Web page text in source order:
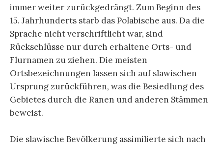
immer weiter zurückgedrängt. Zum Beginn des
15. Jahrhunderts starb das Polabische aus. Da die
Sprache nicht verschriftlicht war, sind
Rückschlüsse nur durch erhaltene Orts- und
Flurnamen zu ziehen. Die meisten
Ortsbezeichnungen lassen sich auf slawischen
Ursprung zurückführen, was die Besiedlung des
Gebietes durch die Ranen und anderen Stämmen
beweist.
Die slawische Bevölkerung assimilierte sich nach